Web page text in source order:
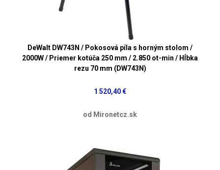
DeWalt DW743N / Pokosová píla s horným stolom /
2000W / Priemer kotúča 250 mm / 2.850 ot-min / Hĺbka
rezu 70 mm (DW743N)
1 520,40 €
od Mironetcz.sk